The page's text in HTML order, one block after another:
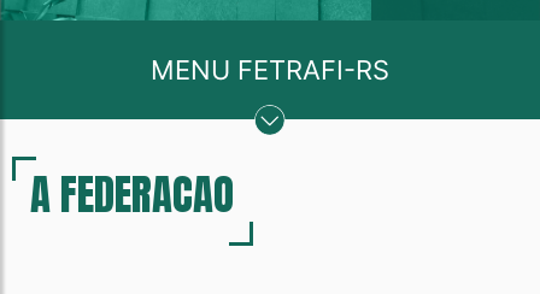
A FEDERAÇÃO
ÁREA RESTRITA
MENU FETRAFI-RS
A FEDERACAO